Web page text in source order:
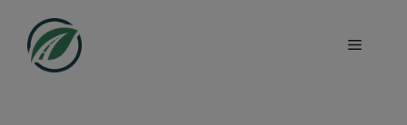
contenido
Menú